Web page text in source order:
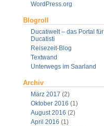
WordPress.org
Blogroll
Ducatiwelt – das Portal für
Ducatisti
Reisezeit-Blog
Textwand
Unterwegs im Saarland
Archiv
März 2017 (2)
Oktober 2016 (1)
August 2016 (2)
April 2016 (1)